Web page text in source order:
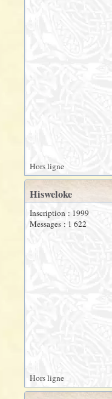
Hors ligne
Hisweloke
Inscription : 1999
Messages : 1 622
Hors ligne